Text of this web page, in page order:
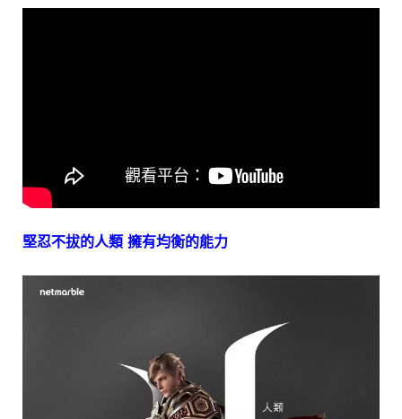
堅忍不拔的人類 擁有均衡的能力